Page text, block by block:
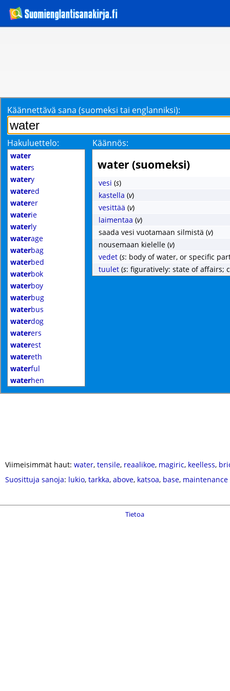
Käännettävä sana (suomeksi tai englanniksi):
Hakuluettelo: Käännös:
water
waters
watery
watered
waterer
waterie
waterly
waterage
waterbag
waterbed
waterbok
waterboy
waterbug
waterbus
waterdog
waterers
waterest
watereth
waterful
waterhen
water (suomeksi)
vesi (s)
kastella (v)
vesittää (v)
laimentaa (v)
saada vesi vuotamaan silmistä (v)
nousemaan kielelle (v)
vedet (s: body of water, or specific
tuulet (s: figuratively: state of affairs;
Viimeisimmät haut: water, tensile, reaalikoe, magiric, keelless,
Suosittuja sanoja: lukio, tarkka, above, katsoa, base, maintenance
Tietoa